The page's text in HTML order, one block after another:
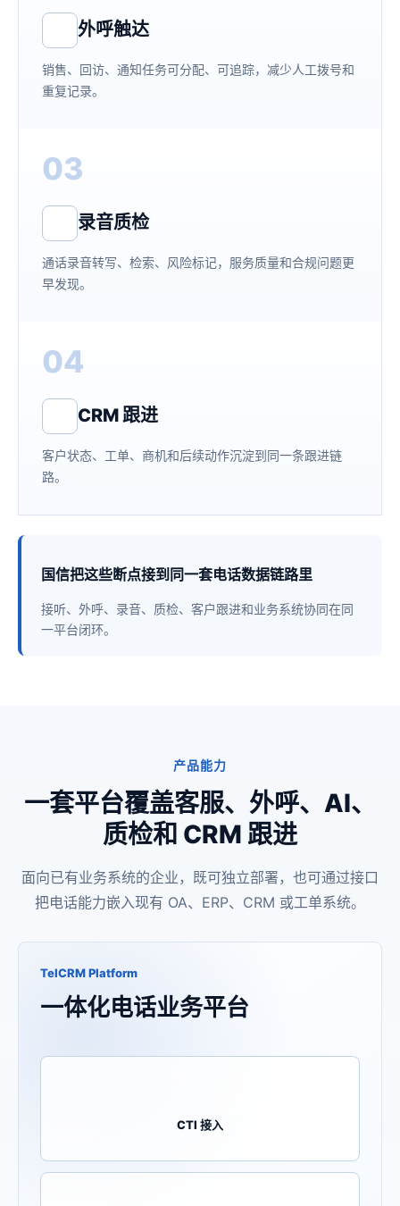
外呼触达
销售、回访、通知任务可分配、可追踪，减少人工拨号和
重复记录。
03
录音质检
通话录音转写、检索、风险标记，服务质量和合规问题更
早发现。
04
CRM 跟进
客户状态、工单、商机和后续动作沉淀到同一条跟进链
路。
国信把这些断点接到同一套电话数据链路里
接听、外呼、录音、质检、客户跟进和业务系统协同在同
一平台闭环。
产品能力
一套平台覆盖客服、外呼、AI、
质检和 CRM 跟进
面向已有业务系统的企业，既可独立部署，也可通过接口
把电话能力嵌入现有 OA、ERP、CRM 或工单系统。
TelCRM Platform
一体化电话业务平台
CTI 接入